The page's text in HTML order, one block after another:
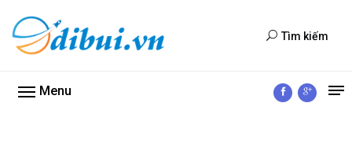
Tìm kiếm
Menu